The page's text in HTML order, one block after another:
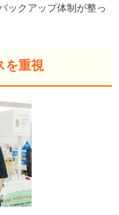
ックアップ体制が整っ
を重視